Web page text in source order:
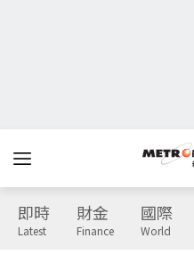
即時
Latest
財金
Finance
國際
World